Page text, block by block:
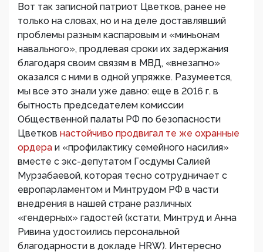
Вот так записной патриот Цветков, ранее не
только на словах, но и на деле доставлявший
проблемы разным каспаровым и «миньонам
навального», продлевая сроки их задержания
благодаря своим связям в МВД, «внезапно»
оказался с ними в одной упряжке. Разумеется,
мы все это знали уже давно: еще в 2016 г. в
бытность председателем комиссии
Общественной палаты РФ по безопасности
Цветков настойчиво продвигал те же охранные
ордера и «профилактику семейного насилия»
вместе с экс-депутатом Госдумы Салией
Мурзабаевой, которая тесно сотрудничает с
европарламентом и Минтрудом РФ в части
внедрения в нашей стране различных
«гендерных» гадостей (кстати, Минтруд и Анна
Ривина удостоились персональной
благодарности в докладе HRW). Интересно